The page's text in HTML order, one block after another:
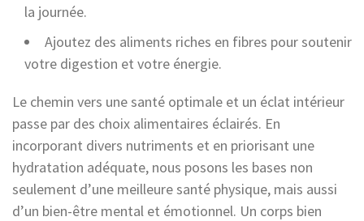
la journée.
Ajoutez des aliments riches en fibres pour soutenir
votre digestion et votre énergie.
Le chemin vers une santé optimale et un éclat intérieur
passe par des choix alimentaires éclairés. En
incorporant divers nutriments et en priorisant une
hydratation adéquate, nous posons les bases non
seulement d’une meilleure santé physique, mais aussi
d’un bien-être mental et émotionnel. Un corps bien